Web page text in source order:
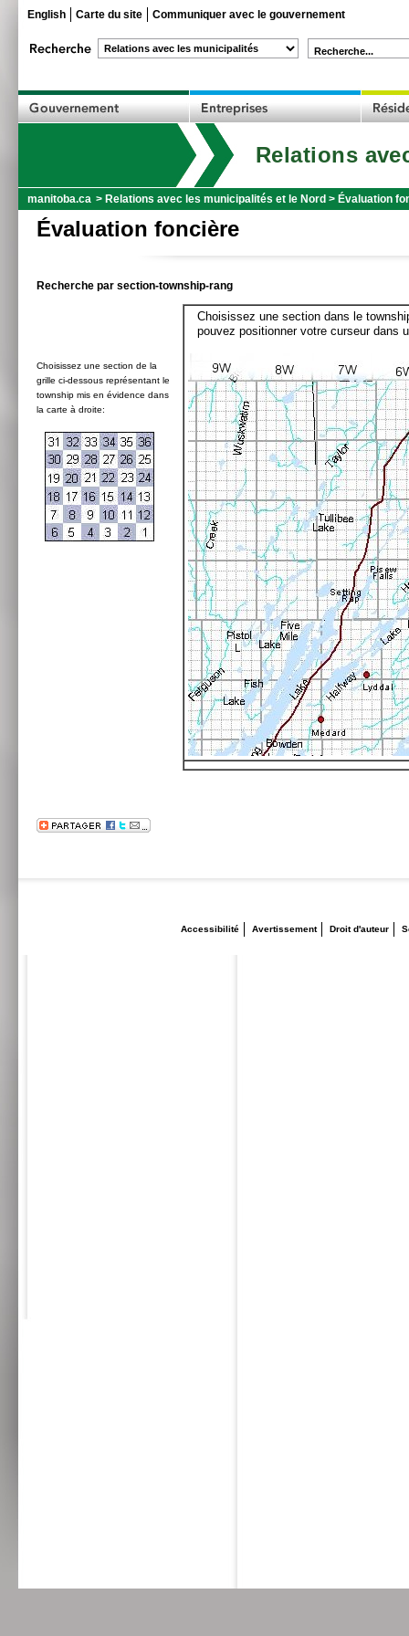
English Carte du site Communiquer avec le gouvernement
Recherche...
Relations
manitoba.ca > Relations avec les municipalités et le Nord > Évaluation
Évaluation foncière
Recherche par section-township-rang
Choisissez une section de la
grille ci-dessous représentant le
township mis en évidence dans
la carte à droite:
Choisissez une section dans le
pouvez positionner votre curseur dans
Accessibilité Avertissement Droit d'auteur